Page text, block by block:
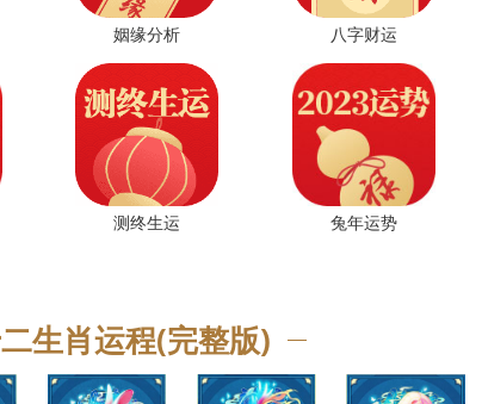
姻缘分析 八字财运
测终生运 兔年运势
生肖运程(完整版)